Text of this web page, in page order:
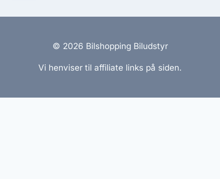
199.00 kr..149.00 kr..
© 2026 Bilshopping Biludstyr
Vi henviser til affiliate links på siden.